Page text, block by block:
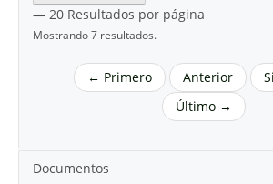
— 20 Resultados por página
Mostrando 7 resultados.
← Primero Anterior
Último →
Documentos